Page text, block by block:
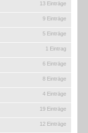
13 Einträge
9 Einträge
5 Einträge
1 Eintrag
6 Einträge
8 Einträge
4 Einträge
19 Einträge
12 Einträge